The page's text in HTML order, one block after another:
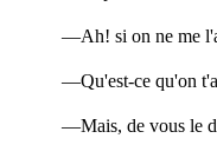
—Ah! si on ne me
—Qu'est-ce qu'on
—Mais, de vous le